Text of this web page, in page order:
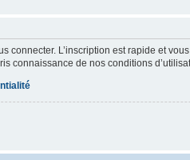
connecter. L’inscription est rapide et
connaissance de nos conditions